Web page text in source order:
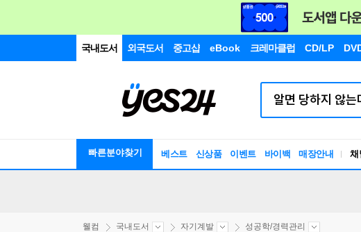
국내도서 외국도서 중고샵 eBook 크레마클럽 CD/LP
빠른분야찾기 베스트 신상품 이벤트 바이백 매장안내 채
웰컴 국내도서 자기계발 성공학/경력관리